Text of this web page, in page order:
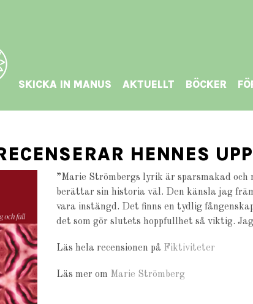
SKICKA IN MANUS AKTUELLT BÖCKER
HENNES
”Marie Strömbergs lyrik är sparsmakad och
berättar sin historia väl. Den känsla jag
vara instängd. Det finns en tydlig
det som gör slutets hoppfullhet så viktig.
Läs hela recensionen på Fiktiviteter
Läs mer om Marie Strömberg